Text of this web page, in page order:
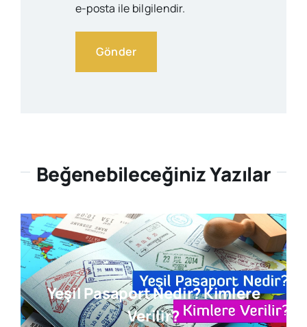
e-posta ile bilgilendir.
Beğenebileceğiniz Yazılar
Yeşil Pasaport Nedir? Kimlere
Verilir?